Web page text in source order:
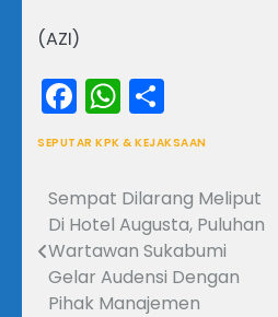
(AZI)
Facebook
WhatsApp
SEPUTAR KPK & KEJAKSAAN
Navigasi
pos
Sempat Dilarang Meliput
Di Hotel Augusta, Puluhan
Wartawan Sukabumi
Gelar Audensi Dengan
Pihak Manajemen